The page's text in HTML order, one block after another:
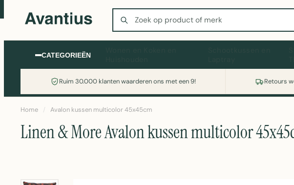
Zoeken
CATEGORIEËN
Ruim 30.000 klanten waarderen ons met een 9! Retours
Wasmachine of
Home / Avalon kussen multicolor 45x45cm
Linen & More Avalon kussen multicolor